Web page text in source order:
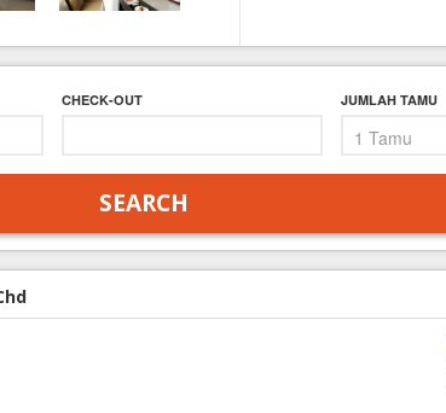
CHECK-OUT JUMLAH TAMU